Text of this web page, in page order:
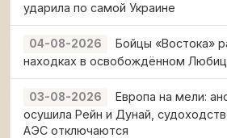
ударила по самой Украине
04-08-2026
Бойцы «Востока»
находках в освобождённом
03-08-2026
Европа на мели:
осушила Рейн и Дунай,
АЭС отключаются